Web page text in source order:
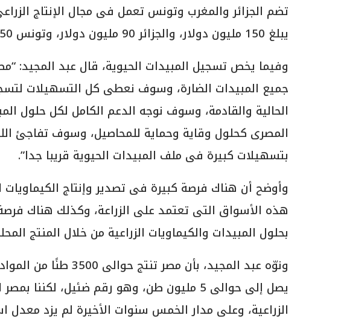
تضم الجزائر والمغرب وتونس تعمل فى مجال الإنتاج
يبلغ 150 مليون دولار، والجزائر 90 مليون دولار، وتونس 50 مليون دولار.
جميع المبيدات الضارة، وسوف نعطى كل التسهيلات
الحالية والقادمة، وسوف نوجه الدعم الكامل لكل حلول
المصرى كحلول وقاية وحماية للمحاصيل، وسوف تفاجئ
بتسهيلات كبيرة فى ملف المبيدات الحيوية قريبا جدا”.
وأوضح أن هناك فرصة كبيرة فى تصدير وإنتاج الكيماويات
هذه الأسواق التى تعتمد على الزراعة، وكذلك هناك فرصة
بحلول المبيدات والكيماويات الزراعية من خلال المنتج
ونوّه عبد المجيد، بأن
يصل إلى حوالى 5 مليون طن، وهو رقم ضئيل،
الزراعية، وعلى مدار الخمس سنوات الأخيرة لم يزد معدل